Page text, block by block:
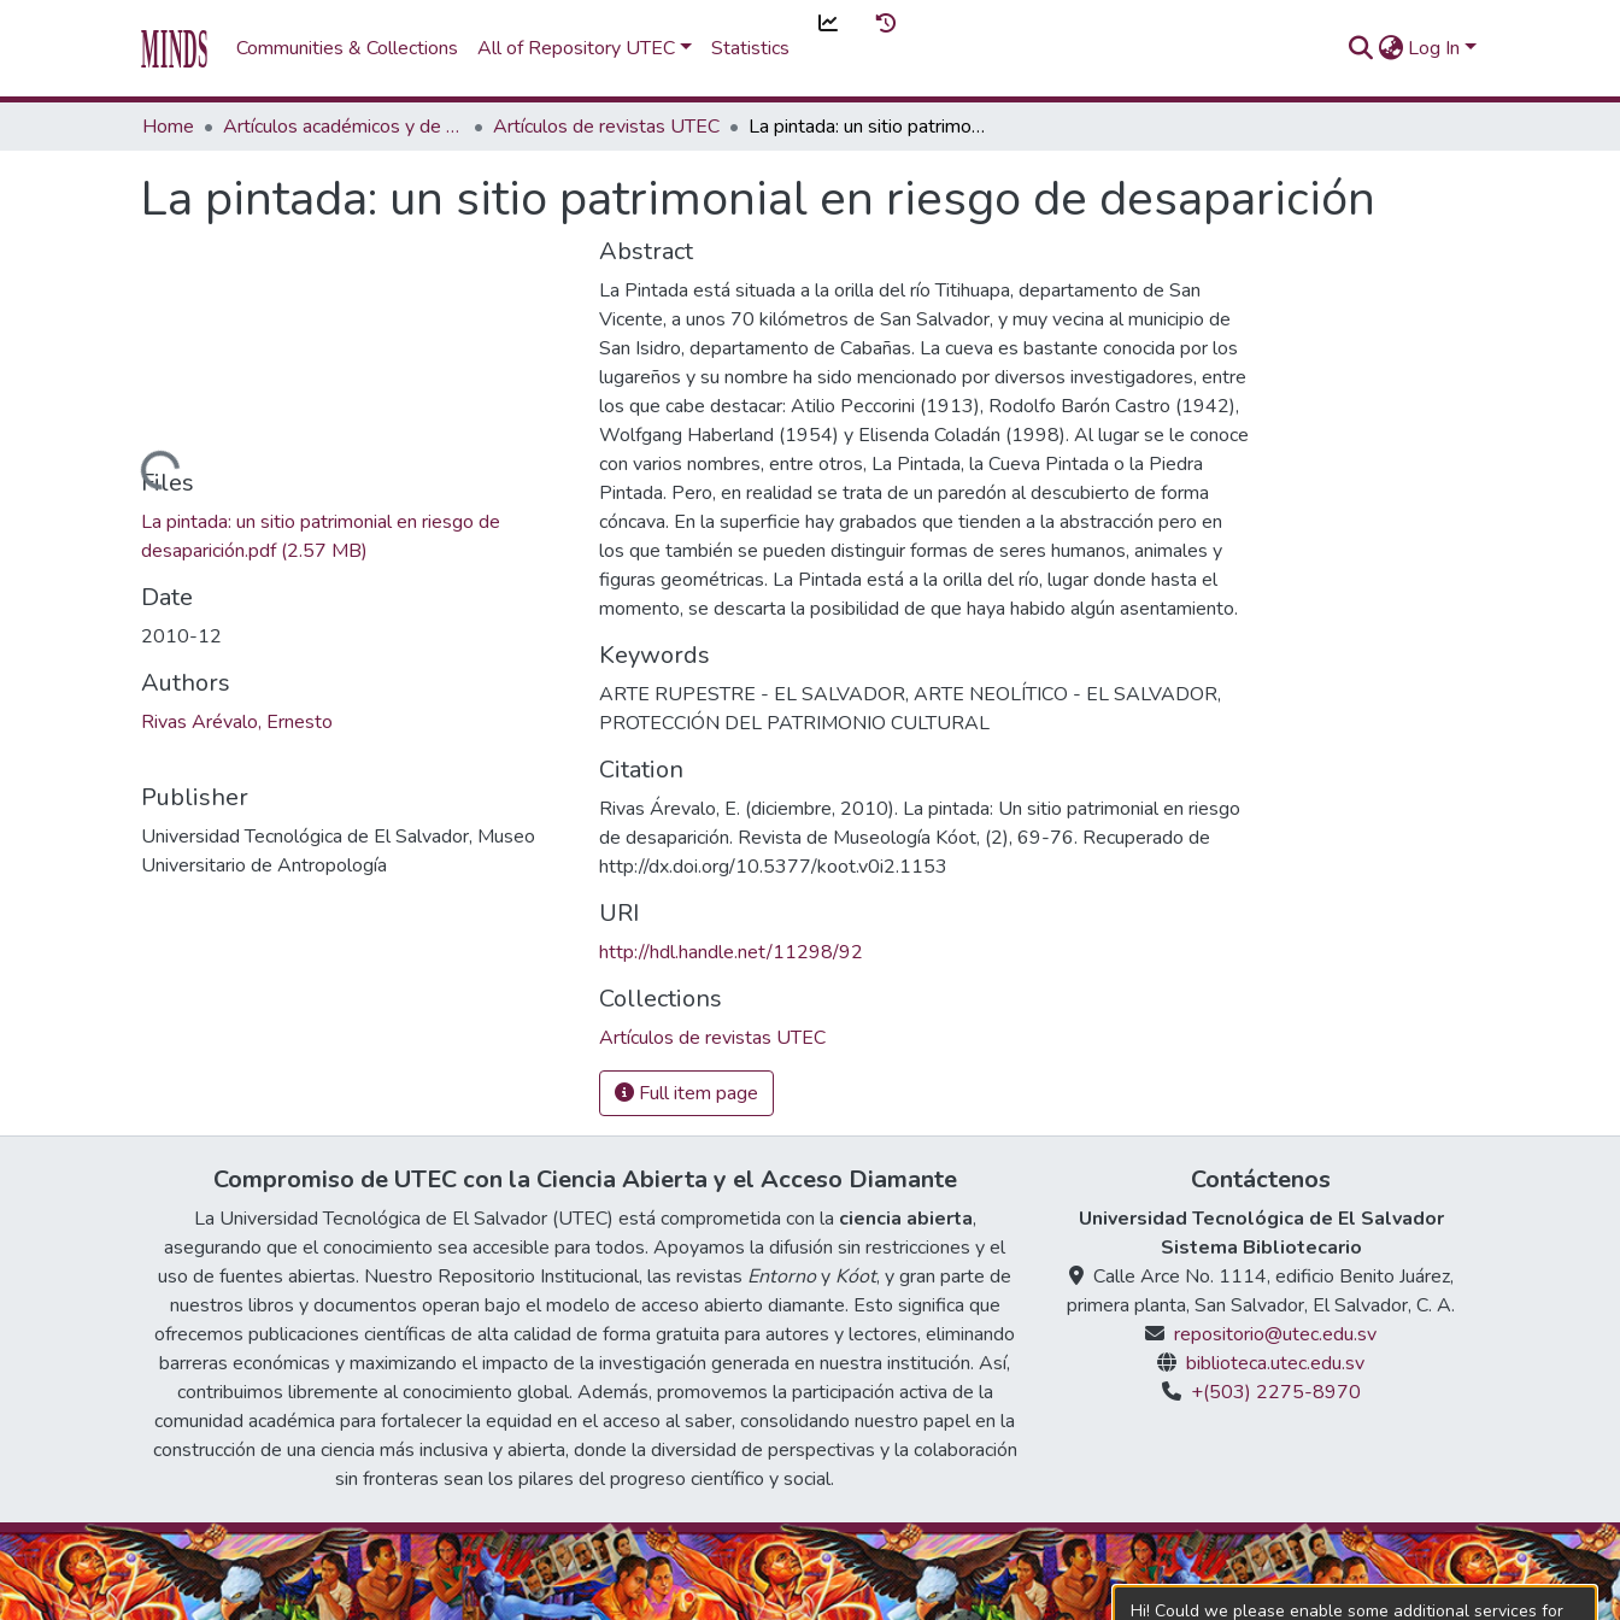
Communities & Collections All of Repository UTEC Statistics Log In
Home Artículos académicos y de opinión Artículos de revistas UTEC La pintada: un sitio patrimonial en riesgo de desaparición
La pintada: un sitio patrimonial en riesgo de desaparición
Loading...
Files
La pintada: un sitio patrimonial en riesgo de
desaparición.pdf(2.57 MB)
Date
2010-12
Authors
Rivas Arévalo, Ernesto
Publisher
Universidad Tecnológica de El Salvador, Museo
Universitario de Antropología
Abstract
La Pintada está situada a la orilla del río Titihuapa, departamento de San
Vicente, a unos 70 kilómetros de San Salvador, y muy vecina al municipio de
San Isidro, departamento de Cabañas. La cueva es bastante conocida por los
lugareños y su nombre ha sido mencionado por diversos investigadores, entre
los que cabe destacar: Atilio Peccorini (1913), Rodolfo Barón Castro (1942),
Wolfgang Haberland (1954) y Elisenda Coladán (1998). Al lugar se le conoce
con varios nombres, entre otros, La Pintada, la Cueva Pintada o la Piedra
Pintada. Pero, en realidad se trata de un paredón al descubierto de forma
cóncava. En la superficie hay grabados que tienden a la abstracción pero en
los que también se pueden distinguir formas de seres humanos, animales y
figuras geométricas. La Pintada está a la orilla del río, lugar donde hasta el
momento, se descarta la posibilidad de que haya habido algún asentamiento.
Keywords
ARTE RUPESTRE - EL SALVADOR, ARTE NEOLÍTICO - EL SALVADOR,
PROTECCIÓN DEL PATRIMONIO CULTURAL
Citation
Rivas Árevalo, E. (diciembre, 2010). La pintada: Un sitio patrimonial en riesgo
de desaparición. Revista de Museología Kóot, (2), 69-76. Recuperado de
http://dx.doi.org/10.5377/koot.v0i2.1153
URI
http://hdl.handle.net/11298/92
Collections
Artículos de revistas UTEC
Full item page
Compromiso de UTEC con la Ciencia Abierta y el Acceso Diamante
La Universidad Tecnológica de El Salvador (UTEC) está comprometida con la ciencia abierta,
asegurando que el conocimiento sea accesible para todos. Apoyamos la difusión sin restricciones y el
uso de fuentes abiertas. Nuestro Repositorio Institucional, las revistas Entornoy Kóot, y gran parte de
nuestros libros y documentos operan bajo el modelo de acceso abierto diamante. Esto significa que
ofrecemos publicaciones científicas de alta calidad de forma gratuita para autores y lectores, eliminando
barreras económicas y maximizando el impacto de la investigación generada en nuestra institución. Así,
contribuimos libremente al conocimiento global. Además, promovemos la participación activa de la
comunidad académica para fortalecer la equidad en el acceso al saber, consolidando nuestro papel en la
construcción de una ciencia más inclusiva y abierta, donde la diversidad de perspectivas y la colaboración
sin fronteras sean los pilares del progreso científico y social.
Contáctenos
Universidad Tecnológica de El Salvador
Sistema Bibliotecario
Calle Arce No. 1114, edificio Benito Juárez,
primera planta, San Salvador, El Salvador, C. A.
repositorio@utec.edu.sv
biblioteca.utec.edu.sv
+(503) 2275-8970
Hi! Could we please enable some additional services for